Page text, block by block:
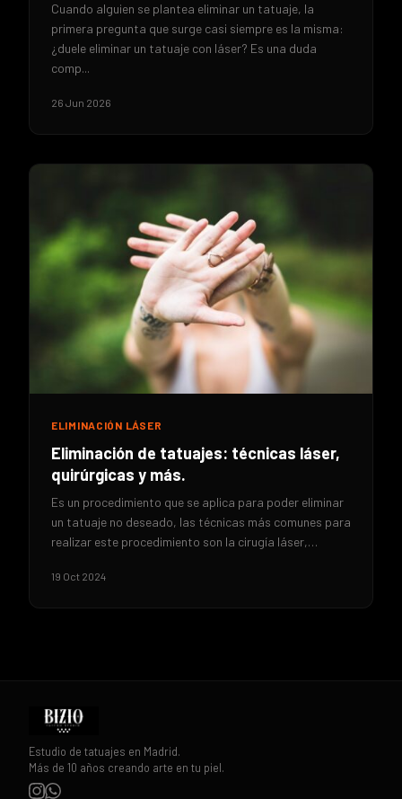
Cuando alguien se plantea eliminar un tatuaje, la
primera pregunta que surge casi siempre es la misma:
¿duele eliminar un tatuaje con láser? Es una duda
comp...
26 Jun 2026
ELIMINACIÓN LÁSER
Eliminación de tatuajes: técnicas láser,
quirúrgicas y más.
Es un procedimiento que se aplica para poder eliminar
un tatuaje no deseado, las técnicas más comunes para
realizar este procedimiento son la cirugía láser,…
19 Oct 2024
Estudio de tatuajes en Madrid.
Más de 10 años creando arte en tu piel.